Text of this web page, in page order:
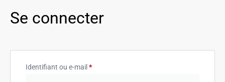
Se connecter
Identifiant ou e-mail *